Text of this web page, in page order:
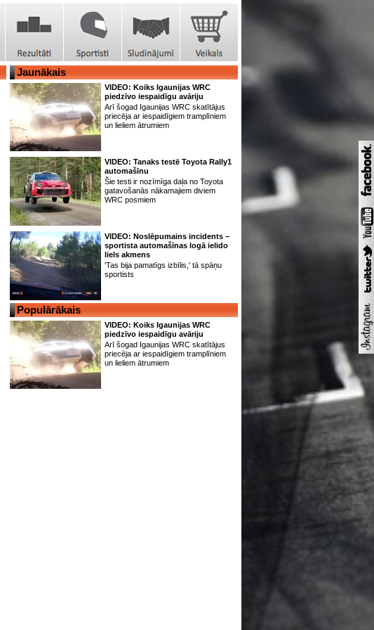
Jaunākais
VIDEO: Koiks Igaunijas WRC
piedzīvo iespaidīgu avāriju
Arī šogad Igaunijas WRC skatītājus
priecēja ar iespaidīgiem tramplīniem
un lieliem ātrumiem
VIDEO: Tanaks testē Toyota Rally1
automašīnu
Šie testi ir nozīmīga daļa no Toyota
gatavošanās nākamajiem diviem
WRC posmiem
VIDEO: Noslēpumains incidents –
sportista automašīnas logā ielido
liels akmens
'Tas bija pamatīgs izbīlis,' tā spāņu
sportists
Populārākais
VIDEO: Koiks Igaunijas WRC
piedzīvo iespaidīgu avāriju
Arī šogad Igaunijas WRC skatītājus
priecēja ar iespaidīgiem tramplīniem
un lieliem ātrumiem